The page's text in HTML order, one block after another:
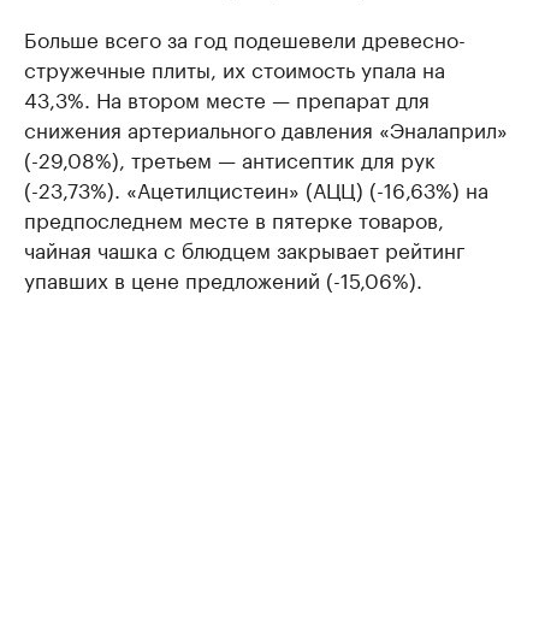
Больше всего за год подешевели древесно-
стружечные плиты, их стоимость упала на
43,3%. На втором месте — препарат для
снижения артериального давления «Эналаприл»
(-29,08%), третьем — антисептик для рук
(-23,73%). «Ацетилцистеин» (АЦЦ) (-16,63%) на
предпоследнем месте в пятерке товаров,
чайная чашка с блюдцем закрывает рейтинг
упавших в цене предложений (-15,06%).